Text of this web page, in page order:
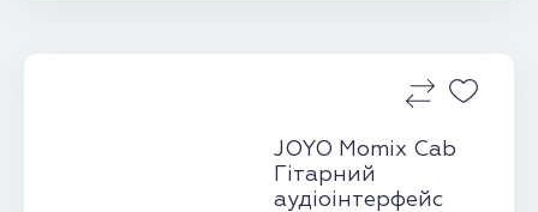
JOYO Momix Cab
Гітарний
аудіоінтерфейс